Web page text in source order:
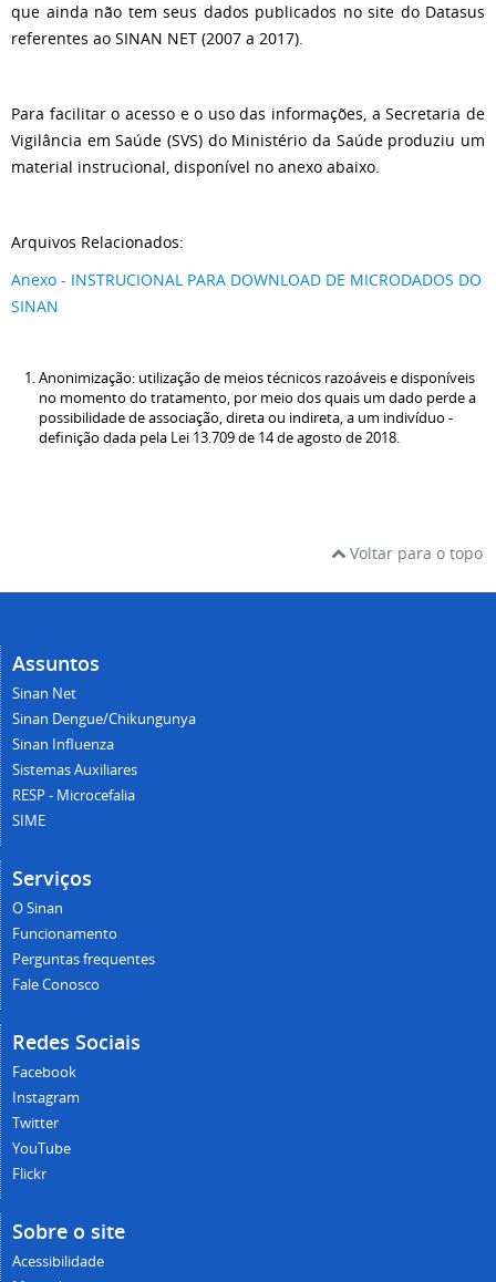
que ainda não tem seus dados publicados no site do Datasus
referentes ao SINAN NET (2007 a 2017).
Para facilitar o acesso e o uso das informações, a Secretaria de
Vigilância em Saúde (SVS) do Ministério da Saúde produziu um
material instrucional, disponível no anexo abaixo.
Arquivos Relacionados:
Anexo - INSTRUCIONAL PARA DOWNLOAD DE MICRODADOS DO
SINAN
Anonimização: utilização de meios técnicos razoáveis e disponíveis
no momento do tratamento, por meio dos quais um dado perde a
possibilidade de associação, direta ou indireta, a um indivíduo -
definição dada pela Lei 13.709 de 14 de agosto de 2018.
Voltar para o topo
Assuntos
Sinan Net
Sinan Dengue/Chikungunya
Sinan Influenza
Sistemas Auxiliares
RESP - Microcefalia
SIME
Serviços
O Sinan
Funcionamento
Perguntas frequentes
Fale Conosco
Redes Sociais
Facebook
Instagram
Twitter
YouTube
Flickr
Sobre o site
Acessibilidade